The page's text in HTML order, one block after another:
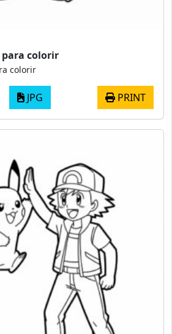
colorir
colorir
JPG PRINT